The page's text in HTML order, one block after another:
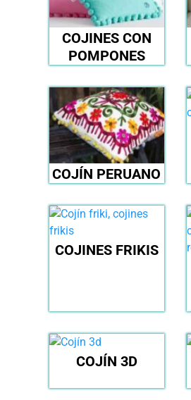
COJINES CON
POMPONES
COJÍN PERUANO
COJINES FRIKIS
COJÍN 3D